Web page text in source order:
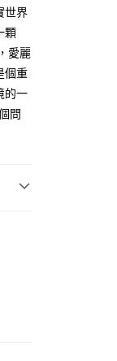
世界
顆
愛麗
個重
的一
問